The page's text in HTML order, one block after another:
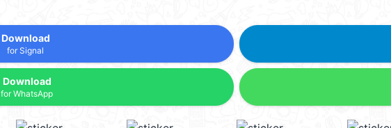
Download
for Signal
Download
for WhatsApp